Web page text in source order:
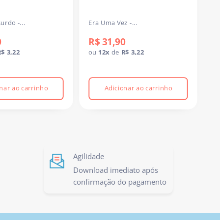
-...
3,22
ao carrinho
Era Uma Vez -...
R$ 31,90
ou 12x de R$ 3,22
Adicionar ao carrinho
Agilidade
Download imediato após
confirmação do pagamento